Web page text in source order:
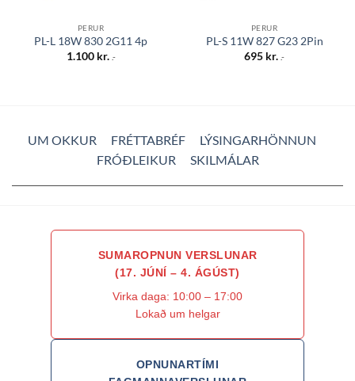
PERUR
PL-L 18W 830 2G11 4p
1.100 kr. .-
PERUR
PL-S 11W 827 G23 2Pin
695 kr. .-
UM OKKUR FRÉTTABRÉF
LÝSINGARHÖNNUN
FRÓÐLEIKUR
SKILMÁLAR
SUMAROPNUN VERSLUNAR
(17. JÚNÍ – 4. ÁGÚST)
Virka daga: 10:00 – 17:00
Lokað um helgar
OPNUNARTÍMI